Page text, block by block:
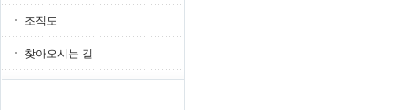
조직도
찾아오시는 길